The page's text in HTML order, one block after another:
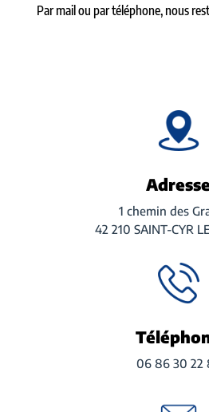
Par mail ou par téléphone, nous
1 chemin des
42 210 SAINT-CYR
06 86 30 22